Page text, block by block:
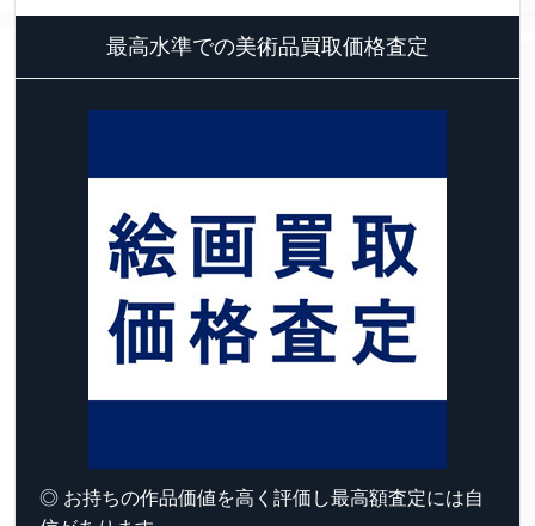
最高水準での美術品買取価格査定
◎ お持ちの作品価値を高く評価し最高額査定には自